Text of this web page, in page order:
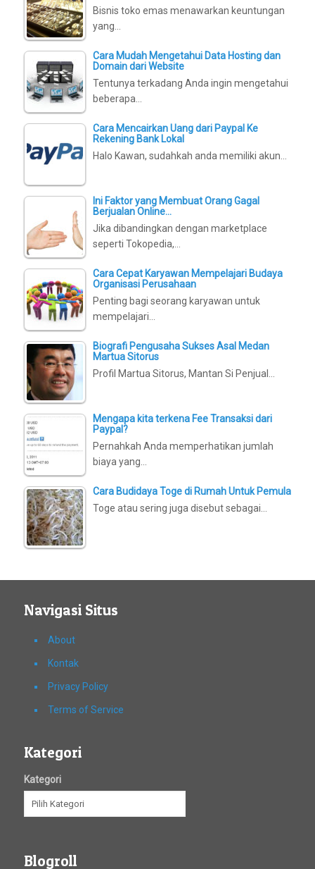
Bisnis toko emas menawarkan keuntungan
yang…
Cara Mudah Mengetahui Data Hosting dan
Domain dari Website
Tentunya terkadang Anda ingin mengetahui
beberapa…
Cara Mencairkan Uang dari Paypal Ke
Rekening Bank Lokal
Halo Kawan, sudahkah anda memiliki akun…
Ini Faktor yang Membuat Orang Gagal
Berjualan Online…
Jika dibandingkan dengan marketplace
seperti Tokopedia,…
Cara Cepat Karyawan Mempelajari Budaya
Organisasi Perusahaan
Penting bagi seorang karyawan untuk
mempelajari…
Biografi Pengusaha Sukses Asal Medan
Martua Sitorus
Profil Martua Sitorus, Mantan Si Penjual…
Mengapa kita terkena Fee Transaksi dari
Paypal?
Pernahkah Anda memperhatikan jumlah
biaya yang…
Cara Budidaya Toge di Rumah Untuk Pemula
Toge atau sering juga disebut sebagai…
Navigasi Situs
About
Kontak
Privacy Policy
Terms of Service
Kategori
Kategori
Blogroll